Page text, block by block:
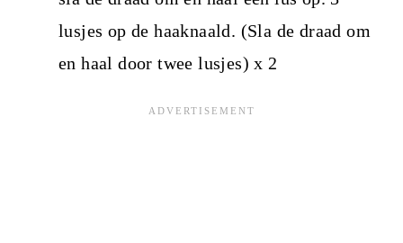
lusjes op de haaknaald. (Sla de draad om
en haal door twee lusjes) x 2